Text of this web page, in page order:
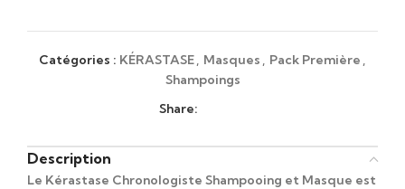
Catégories : KÉRASTASE Masques Pack Première
Shampoings
Share:
Description
Le Kérastase Chronologiste Shampooing et Masque est